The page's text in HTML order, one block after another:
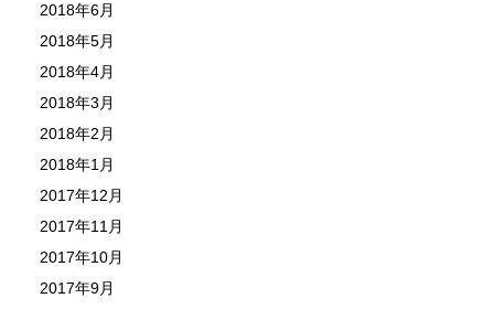
2018年6月
2018年5月
2018年4月
2018年3月
2018年2月
2018年1月
2017年12月
2017年11月
2017年10月
2017年9月